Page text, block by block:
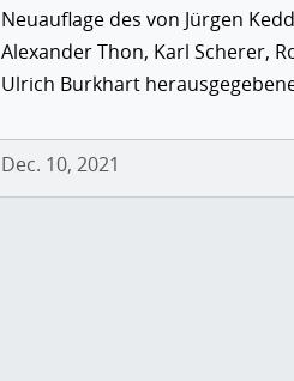
Neuauflage des von Jürgen
Alexander Thon, Karl Scherer,
Ulrich Burkhart
Dec. 10, 2021